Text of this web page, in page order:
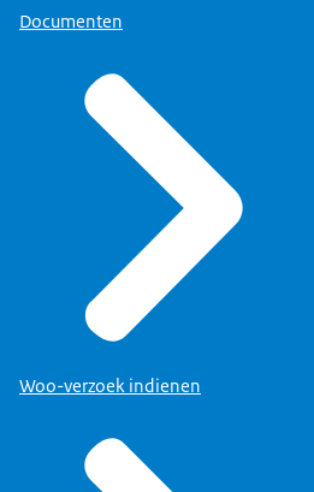
Documenten
Woo-verzoek indienen